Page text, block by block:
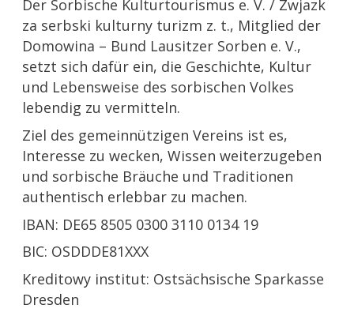
Der Sorbische Kulturtourismus e. V. / Zwjazk
za serbski kulturny turizm z. t., Mitglied der
Domowina – Bund Lausitzer Sorben e. V.,
setzt sich dafür ein, die Geschichte, Kultur
und Lebensweise des sorbischen Volkes
lebendig zu vermitteln.
Ziel des gemeinnützigen Vereins ist es,
Interesse zu wecken, Wissen weiterzugeben
und sorbische Bräuche und Traditionen
authentisch erlebbar zu machen.
IBAN: DE65 8505 0300 3110 0134 19
BIC: OSDDDE81XXX
Kreditowy institut: Ostsächsische Sparkasse
Dresden